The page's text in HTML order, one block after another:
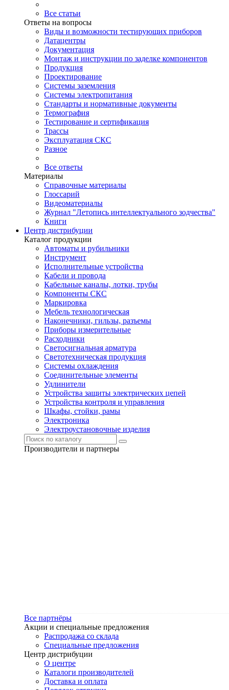
Все статьи
Ответы на вопросы
Виды и возможности тестирующих приборов
Датацентры
Документация
Монтаж и инструкции по заделке компонентов
Продукция
Проектирование
Системы заземления
Системы электропитания
Стандарты и нормативные документы
Термография
Тестирование и сертификация
Трассы
Эксплуатация СКС
Разное
Все ответы
Материалы
Справочные материалы
Глоссарий
Видеоматериалы
Журнал "Летопись интеллектуального зодчества"
Книги
Центр дистрибуции
Каталог продукции
Автоматы и рубильники
Инструмент
Исполнительные устройства
Кабели и провода
Кабельные каналы, лотки, трубы
Компоненты СКС
Маркировка
Мебель технологическая
Наконечники, гильзы, разъемы
Приборы измерительные
Расходники
Светосигнальная арматура
Светотехническая продукция
Системы охлаждения
Соединительные элементы
Удлинители
Устройства защиты электрических цепей
Устройства контроля и управления
Шкафы, стойки, рамы
Электроника
Электроустановочные изделия
Производители и партнеры
Все партнёры
Акции и специальные предложения
Распродажа со склада
Специальные предложения
Центр дистрибуции
О центре
Каталоги производителей
Доставка и оплата